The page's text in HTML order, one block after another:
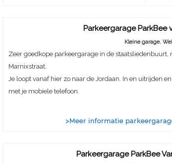
Parkeergarage ParkBee
Kleine garage.
Zeer goedkope parkeergarage in de staatsliedenbuurt,
Marnixstraat.
Je loopt vanaf hier zo naar de Jordaan. In en uitrijden
met je mobiele telefoon.
>Meer informatie
Parkeergarage ParkBee